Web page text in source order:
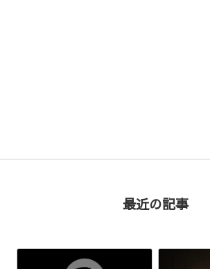
最近の記事